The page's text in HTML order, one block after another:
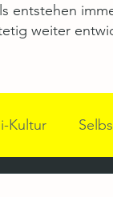
entstehen
weiter
Kultur